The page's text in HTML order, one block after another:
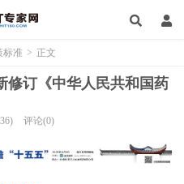
标准 > 正文
修订《中华人民共和国药
评论(0)